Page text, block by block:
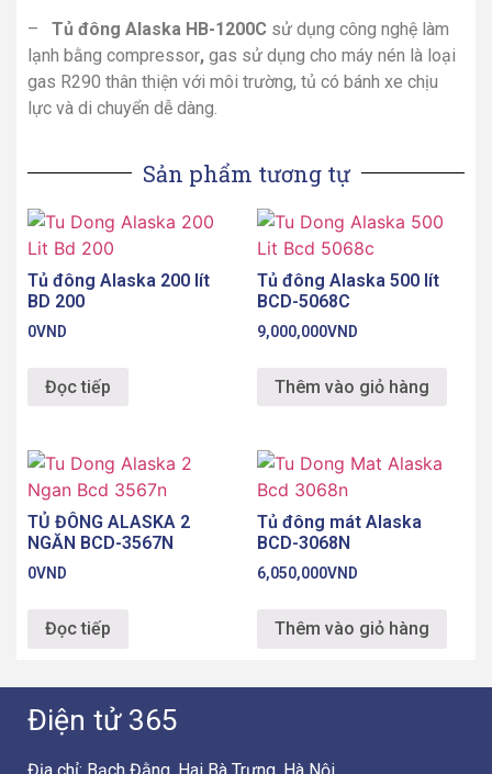
– Tủ đông Alaska HB-1200C sử dụng công nghệ làm
lạnh bằng compressor, gas sử dụng cho máy nén là loại
gas R290 thân thiện với môi trường, tủ có bánh xe chịu
lực và di chuyển dễ dàng.
Sản phẩm tương tự
Tủ đông Alaska 200 lít
BD 200
0VND
Đọc tiếp
Tủ đông Alaska 500 lít
BCD-5068C
9,000,000VND
Thêm vào giỏ hàng
TỦ ĐÔNG ALASKA 2
NGĂN BCD-3567N
0VND
Đọc tiếp
Tủ đông mát Alaska
BCD-3068N
6,050,000VND
Thêm vào giỏ hàng
Điện tử 365